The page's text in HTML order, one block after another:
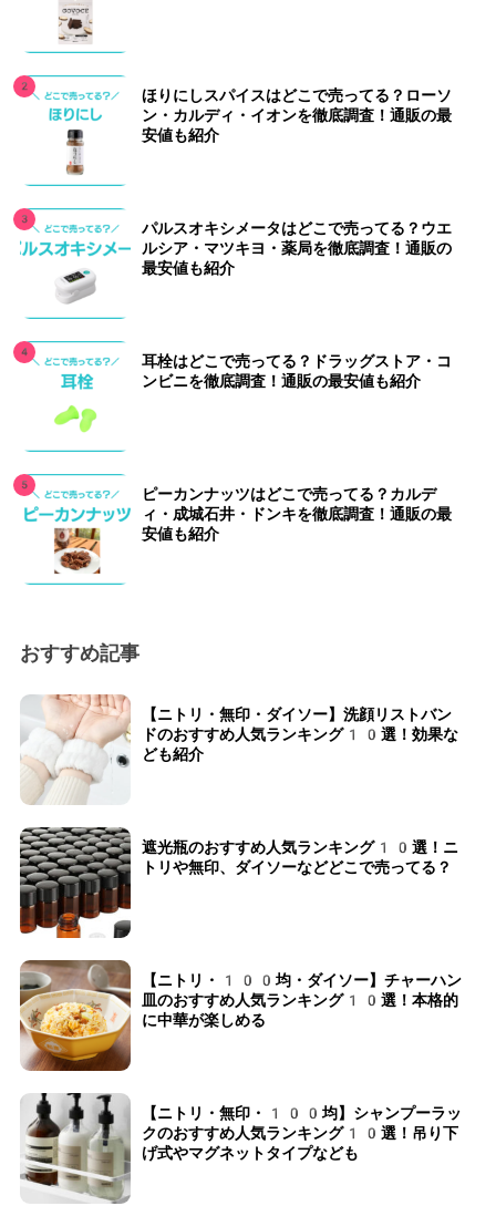
ほりにしスパイスはどこで売ってる？ローソ
ン・カルディ・イオンを徹底調査！通販の最
安値も紹介
パルスオキシメータはどこで売ってる？ウエ
ルシア・マツキヨ・薬局を徹底調査！通販の
最安値も紹介
耳栓はどこで売ってる？ドラッグストア・コ
ンビニを徹底調査！通販の最安値も紹介
ピーカンナッツはどこで売ってる？カルデ
ィ・成城石井・ドンキを徹底調査！通販の最
安値も紹介
おすすめ記事
【ニトリ・無印・ダイソー】洗顔リストバン
ドのおすすめ人気ランキング10選！効果な
ども紹介
遮光瓶のおすすめ人気ランキング10選！ニ
トリや無印、ダイソーなどどこで売ってる？
【ニトリ・100均・ダイソー】チャーハン
皿のおすすめ人気ランキング10選！本格的
に中華が楽しめる
【ニトリ・無印・100均】シャンプーラッ
クのおすすめ人気ランキング10選！吊り下
げ式やマグネットタイプなども